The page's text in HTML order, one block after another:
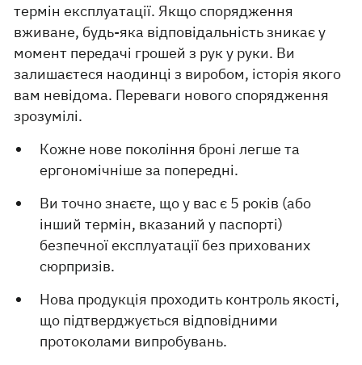
термін експлуатації. Якщо спорядження
вживане, будь-яка відповідальність зникає у
момент передачі грошей з рук у руки. Ви
залишаєтеся наодинці з виробом, історія якого
вам невідома. Переваги нового спорядження
зрозумілі.
Кожне нове покоління броні легше та
ергономічніше за попередні.
Ви точно знаєте, що у вас є 5 років (або
інший термін, вказаний у паспорті)
безпечної експлуатації без прихованих
сюрпризів.
Нова продукція проходить контроль якості,
що підтверджується відповідними
протоколами випробувань.